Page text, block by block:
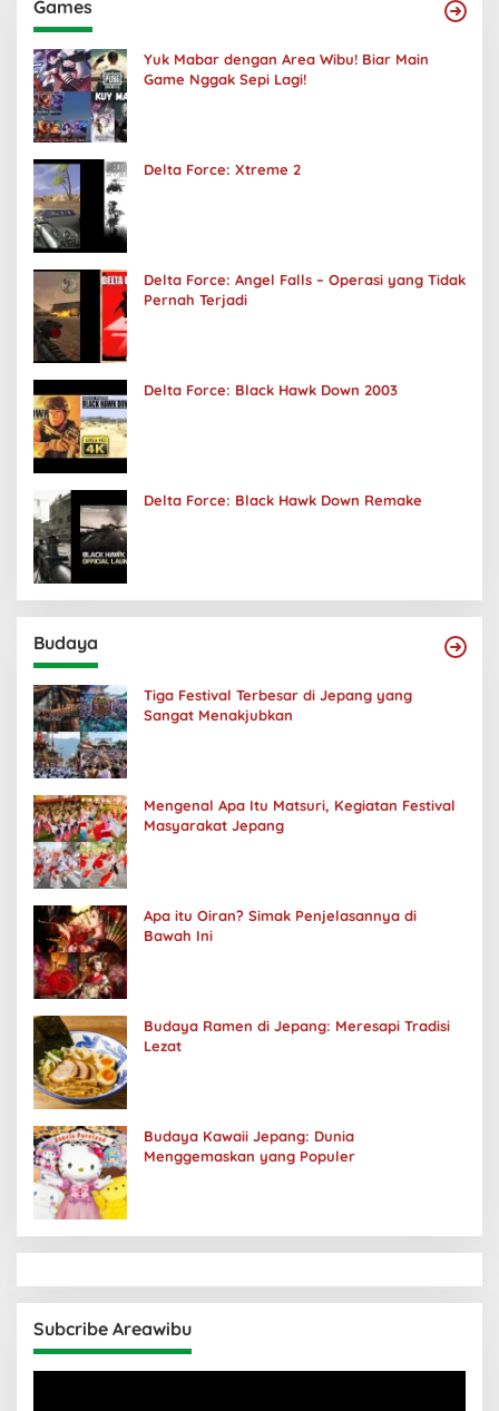
Games
Yuk Mabar dengan Area Wibu! Biar Main
Game Nggak Sepi Lagi!
Delta Force: Xtreme 2
Delta Force: Angel Falls – Operasi yang Tidak
Pernah Terjadi
Delta Force: Black Hawk Down 2003
Delta Force: Black Hawk Down Remake
Budaya
Tiga Festival Terbesar di Jepang yang
Sangat Menakjubkan
Mengenal Apa Itu Matsuri, Kegiatan Festival
Masyarakat Jepang
Apa itu Oiran? Simak Penjelasannya di
Bawah Ini
Budaya Ramen di Jepang: Meresapi Tradisi
Lezat
Budaya Kawaii Jepang: Dunia
Menggemaskan yang Populer
Subcribe Areawibu